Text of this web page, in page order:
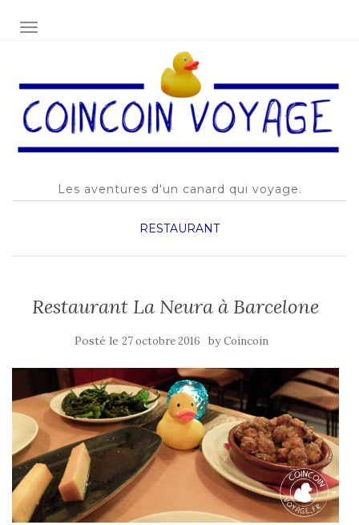
AFFICHER/MASQUER LA NAVIGATION
Les aventures d'un canard qui voyage.
RESTAURANT
Restaurant La Neura à Barcelone
Posté le 27 octobre 2016 byCoincoin